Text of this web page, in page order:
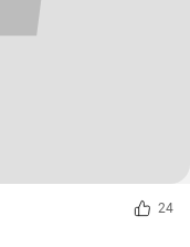
24